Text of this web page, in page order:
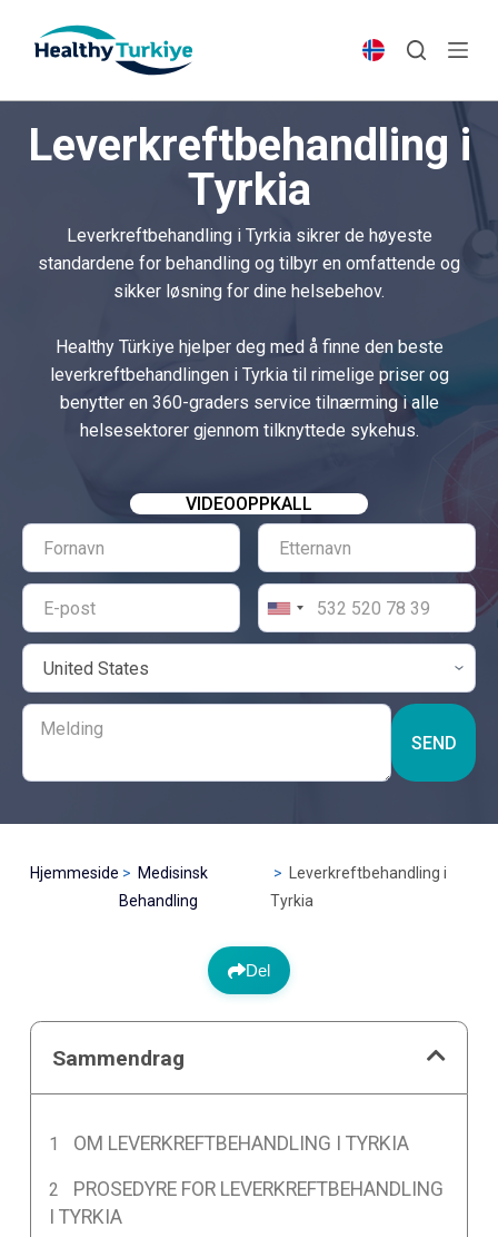
p
oLeverkreftbehandling i
Tyrkia
Leverkreftbehandling i Tyrkia sikrer de høyeste
standardene for behandling og tilbyr en omfattende og
sikker løsning for dine helsebehov.
Healthy Türkiye hjelper deg med å finne den beste
leverkreftbehandlingen i Tyrkia til rimelige priser og
benytter en 360-graders service tilnærming i alle
helsesektorer gjennom tilknyttede sykehus.
VIDEOOPPKALL
SEND
Hjemmeside
Medisinsk
Behandling
Leverkreftbehandling i
Tyrkia
Del
Sammendrag
OM LEVERKREFTBEHANDLING I TYRKIA
PROSEDYRE FOR LEVERKREFTBEHANDLING
I TYRKIA